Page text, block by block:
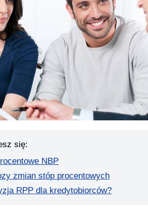
się:
NBP
zmian stóp procentowych
RPP dla kredytobiorców?